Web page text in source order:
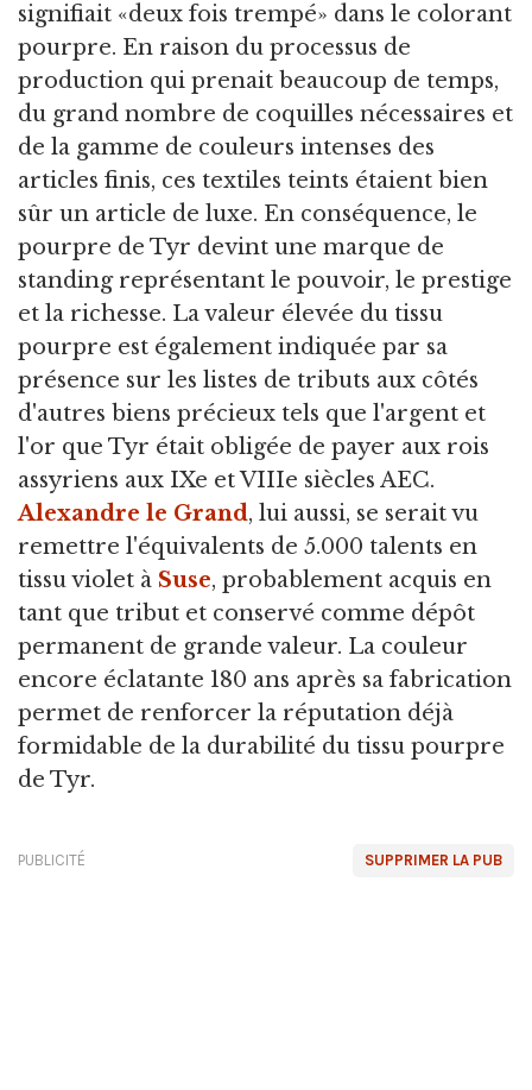
signifiait «deux fois trempé» dans le colorant
pourpre. En raison du processus de
production qui prenait beaucoup de temps,
du grand nombre de coquilles nécessaires et
de la gamme de couleurs intenses des
articles finis, ces textiles teints étaient bien
sûr un article de luxe. En conséquence, le
pourpre de Tyr devint une marque de
standing représentant le pouvoir, le prestige
et la richesse. La valeur élevée du tissu
pourpre est également indiquée par sa
présence sur les listes de tributs aux côtés
d'autres biens précieux tels que l'argent et
l'or que Tyr était obligée de payer aux rois
assyriens aux IXe et VIIIe siècles AEC.
Alexandre le Grand, lui aussi, se serait vu
remettre l'équivalents de 5.000 talents en
tissu violet à Suse, probablement acquis en
tant que tribut et conservé comme dépôt
permanent de grande valeur. La couleur
encore éclatante 180 ans après sa fabrication
permet de renforcer la réputation déjà
formidable de la durabilité du tissu pourpre
de Tyr.
SUPPRIMER LA PUB
PUBLICITÉ